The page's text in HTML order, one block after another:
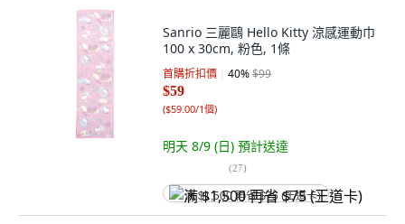
Sanrio 三麗鷗 Hello Kitty 涼感運動巾
100 x 30cm, 粉色, 1條
首購折扣價 40%$99
$59
($59.00/1個)
明天 8/9 (日) 預計送達
(27)
满 $1,500 再省 $75 (王道卡)